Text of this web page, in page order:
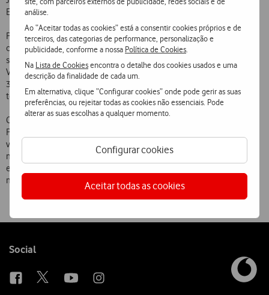
análise.
Ao “Aceitar todas as cookies” está a consentir cookies próprios e de
terceiros, das categorias de performance, personalização e
publicidade, conforme a nossa Política de Cookies
Na Lista de Cookiesencontra o detalhe dos cookies usados e uma
descrição da finalidade de cada um.
Em alternativa, clique “Configurar cookies” onde pode gerir as suas
preferências, ou rejeitar todas as cookies não essenciais. Pode
alterar as suas escolhas a qualquer momento.
Configurar cookies
Aceitar todas as cookies
Entertainment, Gameloft e Codemasters.
Para aceder ao dimo, é necessário utilizar um telemóvel compatível
com o serviço WAP e proceder de uma das seguintes formas: 1)
seguir o link no portal do operador móvel  Optimus Zone, TMN i9 ou
Vodafone live!  2) enviar um SMS com o texto dimo para o número
3000 ou 3) digitar o endereço http://wap.dimo.pt no browser do
telemóvel.
Com o dimo, uma plataforma verdadeiramente inovadora em
Portugal, os três operadores móveis oferecem aos seus clientes a
vantagem de poder estar em permanente contacto com os
melhores sites móveis, onde é possível encontrar todo o
entretenimento e informação, de forma personalizada e em plena
mobilidade.
Follow
Social